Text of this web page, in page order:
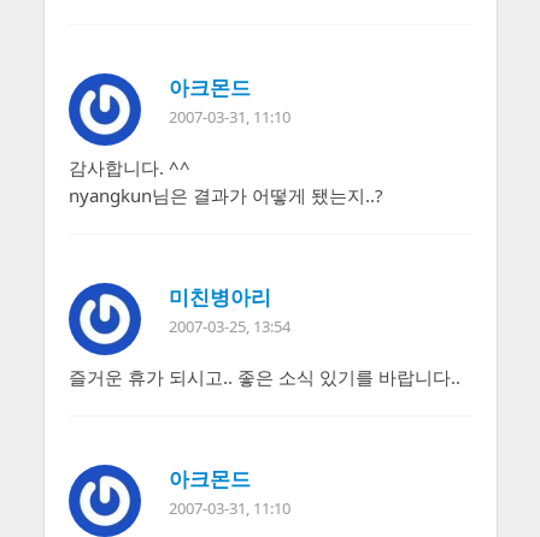
아크몬드
2007-03-31, 11:10
감사합니다. ^^
nyangkun님은 결과가 어떻게 됐는지..?
미친병아리
2007-03-25, 13:54
즐거운 휴가 되시고.. 좋은 소식 있기를 바랍니다..
아크몬드
2007-03-31, 11:10